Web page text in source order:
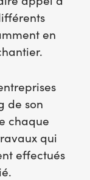
en
de son
chaque
qui
effectués